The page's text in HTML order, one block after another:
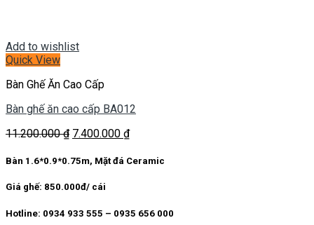
Add to wishlist
Quick View
Bàn Ghế Ăn Cao Cấp
Bàn ghế ăn cao cấp BA012
11.200.000₫ Giá
là:
7.400.000 ₫Giá
tại
Bàn 1.6*0.9*0.75m, Mặt đá Ceramic
Giá ghế: 850.000đ/ cái
Hotline: 0934 933 555 – 0935 656 000